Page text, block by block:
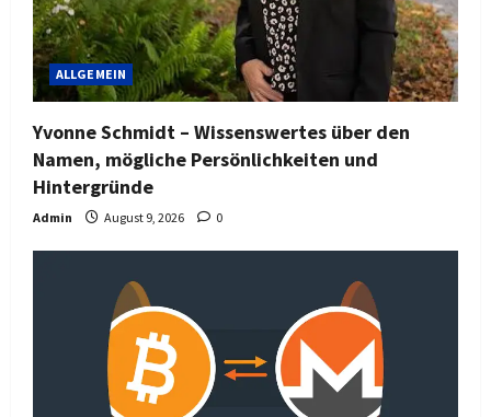
ALLGEMEIN
Yvonne Schmidt – Wissenswertes über den
Namen, mögliche Persönlichkeiten und
Hintergründe
Admin August 9, 2026 0